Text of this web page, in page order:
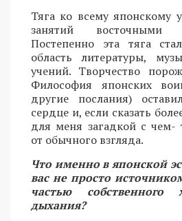
Тяга ко всему японскому
занятий восточными
Постепенно эта тяга
область литературы,
учений. Творчество
Философия японских
другие послания)
сердце и, если сказать
для меня загадкой с чем-
от обычного взгляда.
Что именно в японской
вас не просто
частью собственного
дыхания?